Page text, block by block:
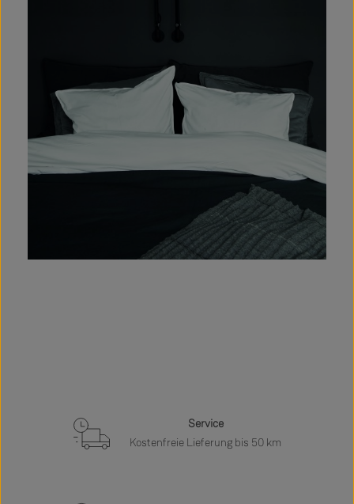
Service
Kostenfreie Lieferung bis 50 km